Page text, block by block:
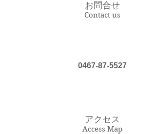
お問合せ
Contact us
0467-87-5527
アクセス
Access Map